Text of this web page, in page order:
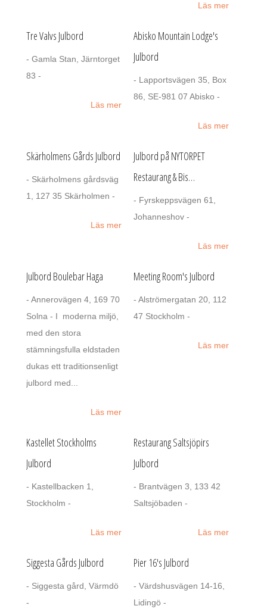
Läs mer
Tre Valvs Julbord
- Gamla Stan, Järntorget
83 -
Läs mer
Abisko Mountain Lodge's
Julbord
- Lapportsvägen 35, Box
86, SE-981 07 Abisko -
Läs mer
Skärholmens Gårds Julbord
- Skärholmens gårdsväg
1, 127 35 Skärholmen -
Läs mer
Julbord på NYTORPET
Restaurang & Bis…
- Fyrskeppsvägen 61,
Johanneshov -
Läs mer
Julbord Boulebar Haga
- Annerovägen 4, 169 70
Solna - I moderna miljö,
med den stora
stämningsfulla eldstaden
dukas ett traditionsenligt
julbord med...
Läs mer
Meeting Room's Julbord
- Alströmergatan 20, 112
47 Stockholm -
Läs mer
Kastellet Stockholms
Julbord
- Kastellbacken 1,
Stockholm -
Läs mer
Restaurang Saltsjöpirs
Julbord
- Brantvägen 3, 133 42
Saltsjöbaden -
Läs mer
Siggesta Gårds Julbord
- Siggesta gård, Värmdö
-
Pier 16's Julbord
- Värdshusvägen 14-16,
Lidingö -